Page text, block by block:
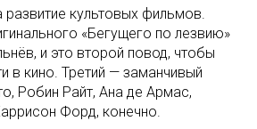
развитие культовых фильмов.
«Бегущего по лезвию»
и это второй повод, чтобы
в кино. Третий — заманчивый
Робин Райт, Ана де Армас,
Форд, конечно.